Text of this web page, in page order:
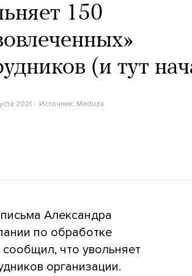
150
(и тут
2021 Источник: Meduza
Александра
по обработке
что увольняет
организации.